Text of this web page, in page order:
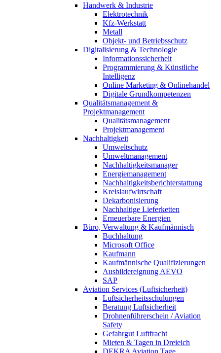
Handwerk & Industrie
Elektrotechnik
Kfz-Werkstatt
Metall
Objekt- und Betriebsschutz
Digitalisierung & Technologie
Informationssicherheit
Programmierung & Künstliche
Intelligenz
Online Marketing & Onlinehandel
Digitale Grundkompetenzen
Qualitätsmanagement &
Projektmanagement
Qualitätsmanagement
Projektmanagement
Nachhaltigkeit
Umweltschutz
Umweltmanagement
Nachhaltigkeitsmanager
Energiemanagement
Nachhaltigkeitsberichterstattung
Kreislaufwirtschaft
Dekarbonisierung
Nachhaltige Lieferketten
Erneuerbare Energien
Büro, Verwaltung & Kaufmännisch
Buchhaltung
Microsoft Office
Kaufmann
Kaufmännische Qualifizierungen
Ausbildereignung AEVO
SAP
Aviation Services (Luftsicherheit)
Luftsicherheitsschulungen
Beratung Luftsicherheit
Drohnenführerschein / Aviation
Safety
Gefahrgut Luftfracht
Mieten & Tagen in Dreieich
DEKRA Aviation Tage